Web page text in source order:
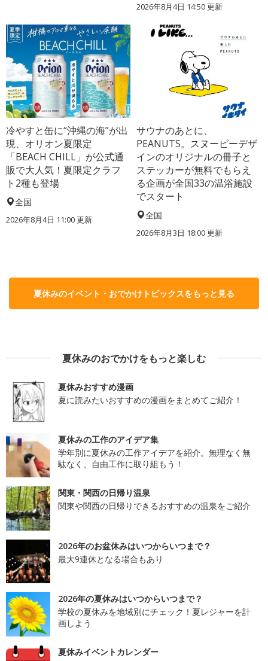
2026年8月4日 14:50更新
冷やすと缶に“沖縄の海”が出
現、オリオン夏限定
「BEACH CHILL」が公式通
販で大人気！夏限定クラフ
ト2種も登場
全国
2026年8月4日 11:00更新
サウナのあとに、
PEANUTS。スヌーピーデザ
インのオリジナルの冊子と
ステッカーが無料でもらえ
る企画が全国33の温浴施設
でスタート
全国
2026年8月3日 18:00更新
夏休みのイベント・おでかけトピックスをもっと見る
夏休みのおでかけをもっと楽しむ
夏休みおすすめ漫画
夏に読みたいおすすめの漫画をまとめてご紹介！
夏休みの工作のアイデア集
学年別に夏休みの工作アイデアを紹介。無理なく無
駄なく、自由工作に取り組もう！
関東・関西の日帰り温泉
関東や関西の日帰りできるおすすめの温泉をご紹介
2026年のお盆休みはいつからいつまで？
最大9連休となる場合もあり
2026年の夏休みはいつからいつまで？
学校の夏休みを地域別にチェック！夏レジャーを計
画しよう
夏休みイベントカレンダー